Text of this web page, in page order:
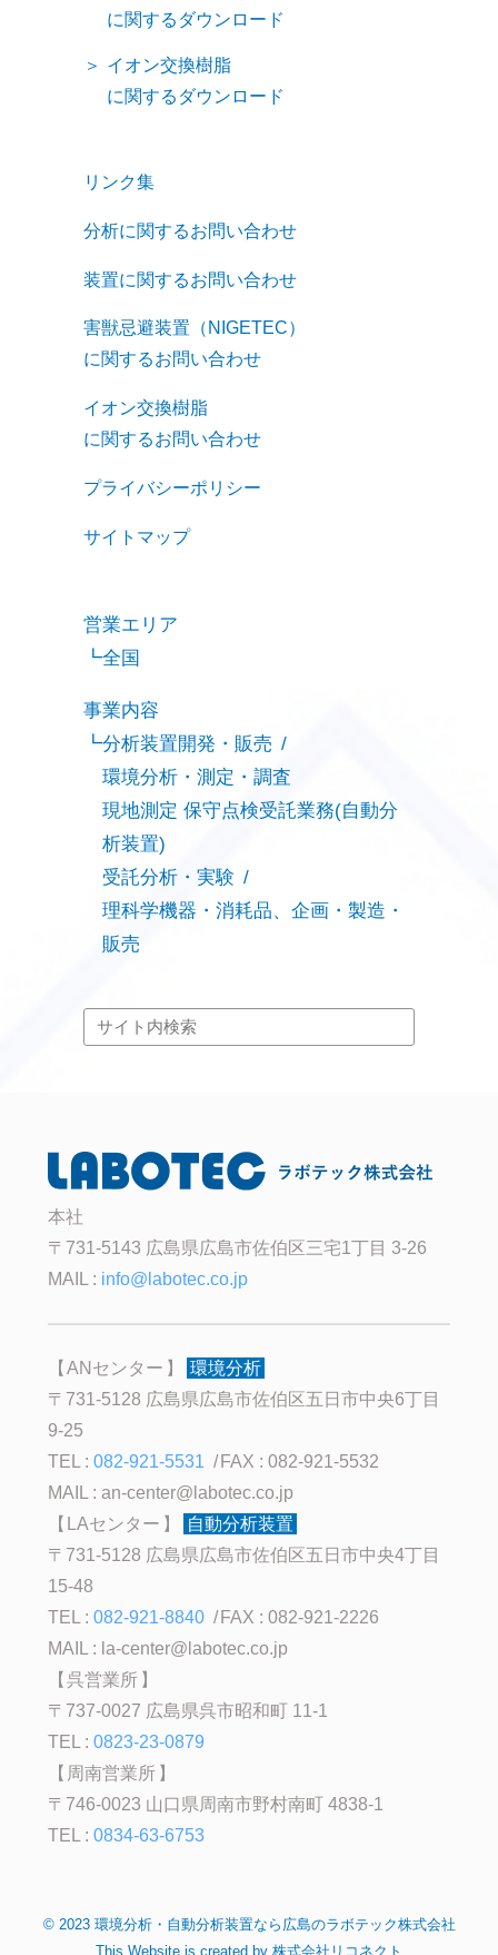
に関するダウンロード
イオン交換樹脂
に関するダウンロード
リンク集
分析に関するお問い合わせ
装置に関するお問い合わせ
害獣忌避装置（NIGETEC）
に関するお問い合わせ
イオン交換樹脂
に関するお問い合わせ
プライバシーポリシー
サイトマップ
営業エリア
全国
事業内容
分析装置開発・販売
環境分析・測定・調査
現地測定 保守点検受託業務(自動分
析装置)
受託分析・実験
理科学機器・消耗品、企画・製造・
販売
本社
〒731-5143 広島県広島市佐伯区三宅1丁目 3-26
MAIL : info@labotec.co.jp
ANセンター
環境分析
〒731-5128 広島県広島市佐伯区五日市中央6丁目
9-25
TEL :082-921-5531
FAX : 082-921-5532
MAIL :an-center@labotec.co.jp
LAセンター
自動分析装置
〒731-5128 広島県広島市佐伯区五日市中央4丁目
15-48
TEL :082-921-8840
FAX : 082-921-2226
MAIL : la-center@labotec.co.jp
呉営業所
〒737-0027 広島県呉市昭和町 11-1
TEL :0823-23-0879
周南営業所
〒746-0023 山口県周南市野村南町 4838-1
TEL :0834-63-6753
© 2023 環境分析・自動分析装置なら広島のラボテック株式会社
This Website is created by 株式会社リコネクト